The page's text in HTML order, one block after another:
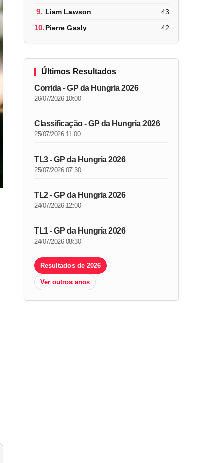
9. Liam Lawson 43
10.Pierre Gasly 42
Últimos Resultados
Corrida - GP da Hungria 2026
26/07/2026 10:00
Classificação - GP da Hungria 2026
25/07/2026 11:00
TL3 - GP da Hungria 2026
25/07/2026 07:30
TL2 - GP da Hungria 2026
24/07/2026 12:00
TL1 - GP da Hungria 2026
24/07/2026 08:30
Resultados de 2026
Ver outros anos